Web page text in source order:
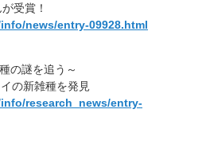
受賞！
news/entry-09928.html
の謎を追う～
の新雑種を発見
research_news/entry-